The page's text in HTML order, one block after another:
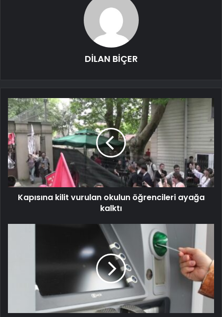
DİLAN BİÇER
Kapısına kilit vurulan okulun öğrencileri ayağa
kalktı